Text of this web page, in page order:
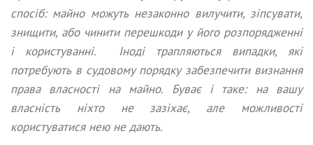
спосіб: майно можуть незаконно вилучити, зіпсувати,
знищити, або чинити перешкоди у його розпорядженні
і користуванні. Іноді трапляються випадки, які
потребують в судовому порядку забезпечити визнання
права власності на майно. Буває і таке: на вашу
власність ніхто не зазіхає, але можливості
користуватися нею не дають.